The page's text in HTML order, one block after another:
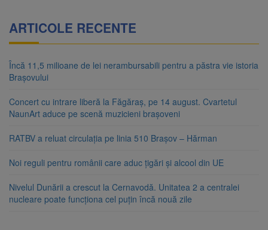
ARTICOLE RECENTE
Încă 11,5 milioane de lei nerambursabili pentru a păstra vie istoria
Brașovului
Concert cu intrare liberă la Făgăraș, pe 14 august. Cvartetul
NaunArt aduce pe scenă muzicieni brașoveni
RATBV a reluat circulația pe linia 510 Brașov – Hărman
Noi reguli pentru românii care aduc țigări și alcool din UE
Nivelul Dunării a crescut la Cernavodă. Unitatea 2 a centralei
nucleare poate funcționa cel puțin încă nouă zile